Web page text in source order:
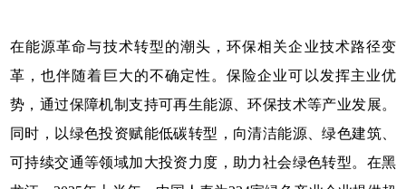
在能源革命与技术转型的潮头，环保相关企业技术路径变
革，也伴随着巨大的不确定性。保险企业可以发挥主业优
势，通过保障机制支持可再生能源、环保技术等产业发展。
同时，以绿色投资赋能低碳转型，向清洁能源、绿色建筑、
可持续交通等领域加大投资力度，助力社会绿色转型。在黑